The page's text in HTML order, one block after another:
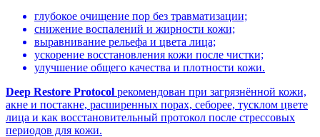
глубокое очищение пор без травматизации;
снижение воспалений и жирности кожи;
выравнивание рельефа и цвета лица;
ускорение восстановления кожи после чистки;
улучшение общего качества и плотности кожи.
Deep Restore Protocol рекомендован при загрязнённой кожи,
акне и постакне, расширенных порах, себорее, тусклом цвете
лица и как восстановительный протокол после стрессовых
периодов для кожи.